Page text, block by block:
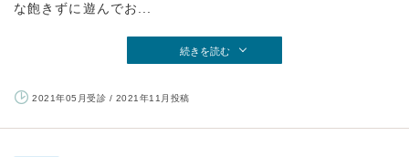
な飽きずに遊んでお...
続きを読む
2021年05月受診 / 2021年11月投稿